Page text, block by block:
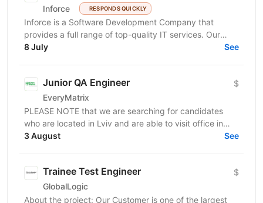
Inforce RESPONDS QUICKLY
Inforce is a Software Development Company that
provides a full range of top-quality IT services. Our
mission is to develop first-class applications and...
8 July See
Junior QA Engineer
EveryMatrix
$
PLEASE NOTE that we are searching for candidates
who are located in Lviv and are able to visit office in
Lviv. About us: EveryMatrix is a leading B2B SaaS...
3 August See
Trainee Test Engineer
GlobalLogic
$
About the project: Our Customer is one of the largest